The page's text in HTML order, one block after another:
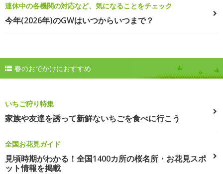
連休中の各機関の対応など、気になることをチェック
今年(2026年)のGWはいつからいつまで？
春のおでかけにおすすめ
いちご狩り特集
家族や友達を誘って新鮮ないちごを食べに行こう
全国お花見ガイド
見頃時期がわかる！全国1400カ所の桜名所・お花見スポ
ット情報を掲載